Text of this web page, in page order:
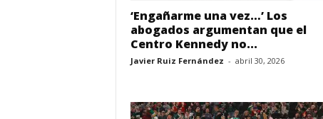
‘Engañarme una vez…’ Los
abogados argumentan que el
Centro Kennedy no...
Javier Ruiz Fernández - abril 30, 2026